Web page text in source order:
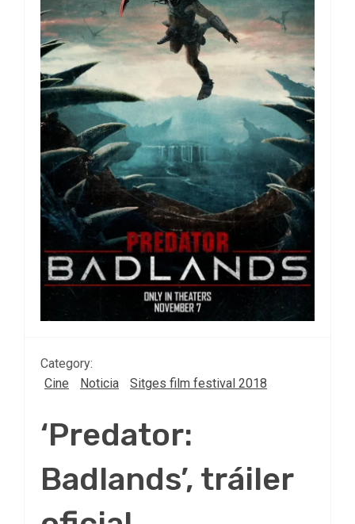
Category:
Cine
Noticia Sitges film festival 2018
‘Predator:
Badlands’, tráiler